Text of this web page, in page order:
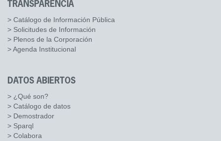
TRANSPARENCIA
> Catálogo de Información Pública
> Solicitudes de Información
> Plenos de la Corporación
> Agenda Institucional
DATOS ABIERTOS
> ¿Qué son?
> Catálogo de datos
> Demostrador
> Sparql
> Colabora